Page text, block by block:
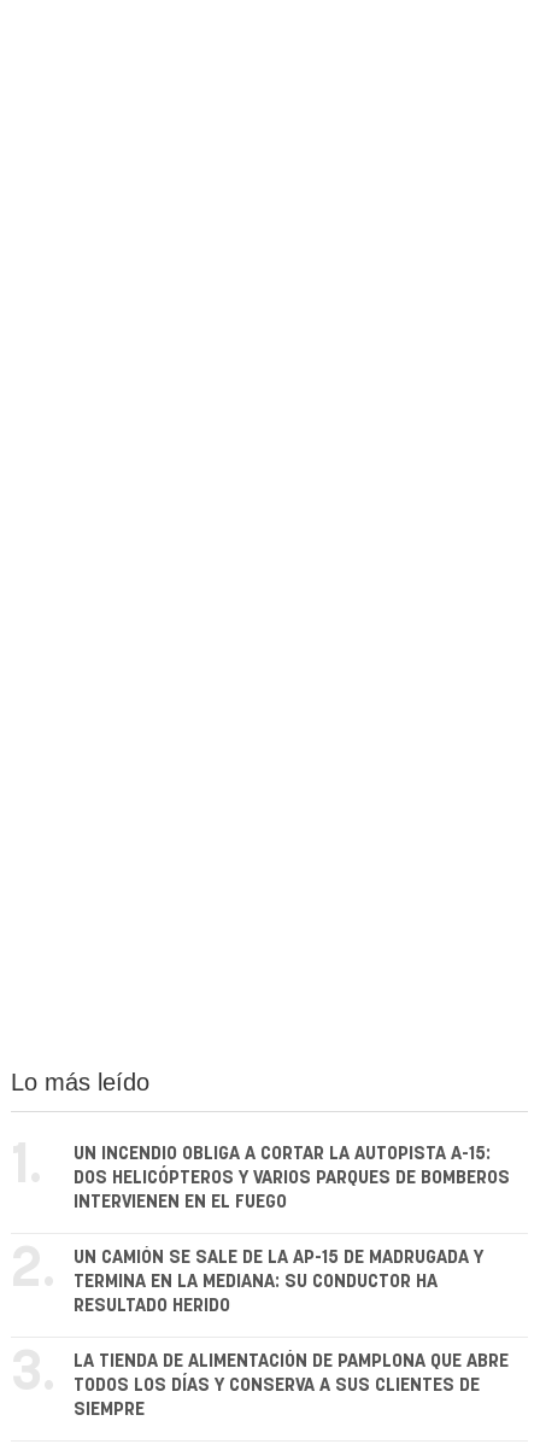
Lo más leído
1.
UN INCENDIO OBLIGA A CORTAR LA AUTOPISTA A-15:
DOS HELICÓPTEROS Y VARIOS PARQUES DE BOMBEROS
INTERVIENEN EN EL FUEGO
2.
UN CAMIÓN SE SALE DE LA AP-15 DE MADRUGADA Y
TERMINA EN LA MEDIANA: SU CONDUCTOR HA
RESULTADO HERIDO
3.
LA TIENDA DE ALIMENTACIÓN DE PAMPLONA QUE ABRE
TODOS LOS DÍAS Y CONSERVA A SUS CLIENTES DE
SIEMPRE